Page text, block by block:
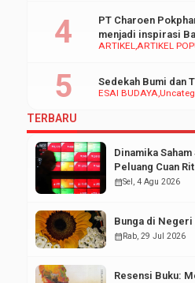
ARTIKELARTIKEL
PT Charoen
menjadi inspirasi
ESAI BUDAYA
Sedekah Bumi dan
TERBARU
Dinamika
Peluang Cuan
Pasar Modal
calendar_monthSel, 4 Agu 2026
Bunga di Negeri
calendar_month Rab, 29 Jul 2026
Resensi Buku: